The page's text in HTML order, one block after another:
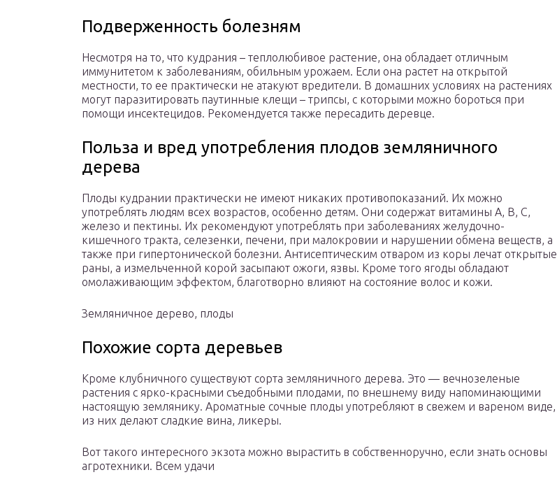
Подверженность болезням
Несмотря на то, что кудрания – теплолюбивое растение, она обладает отличным
иммунитетом к заболеваниям, обильным урожаем. Если она растет на открытой
местности, то ее практически не атакуют вредители. В домашних условиях на растениях
могут паразитировать паутинные клещи – трипсы, с которыми можно бороться при
помощи инсектецидов. Рекомендуется также пересадить деревце.
Польза и вред употребления плодов земляничного
дерева
Плоды кудрании практически не имеют никаких противопоказаний. Их можно
употреблять людям всех возрастов, особенно детям. Они содержат витамины А, В, С,
железо и пектины. Их рекомендуют употреблять при заболеваниях желудочно-
кишечного тракта, селезенки, печени, при малокровии и нарушении обмена веществ, а
также при гипертонической болезни. Антисептическим отваром из коры лечат открытые
раны, а измельченной корой засыпают ожоги, язвы. Кроме того ягоды обладают
омолаживающим эффектом, благотворно влияют на состояние волос и кожи.
Земляничное дерево, плоды
Похожие сорта деревьев
Кроме клубничного существуют сорта земляничного дерева. Это — вечнозеленые
растения с ярко-красными съедобными плодами, по внешнему виду напоминающими
настоящую землянику. Ароматные сочные плоды употребляют в свежем и вареном виде,
из них делают сладкие вина, ликеры.
Вот такого интересного экзота можно вырастить в собственноручно, если знать основы
агротехники. Всем удачи